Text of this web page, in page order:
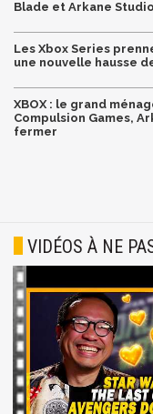
Blade et Arkane
Les Xbox Series
une nouvelle hausse
XBOX : le grand
Compulsion Games,
fermer
VIDÉOS À NE